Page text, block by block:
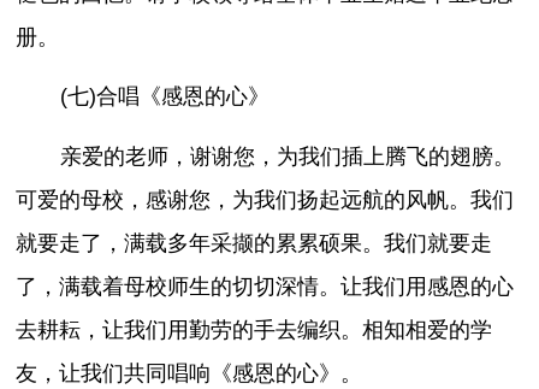
册。
(七)合唱《感恩的心》
亲爱的老师，谢谢您，为我们插上腾飞的翅膀。
可爱的母校，感谢您，为我们扬起远航的风帆。我们
就要走了，满载多年采撷的累累硕果。我们就要走
了，满载着母校师生的切切深情。让我们用感恩的心
去耕耘，让我们用勤劳的手去编织。相知相爱的学
友，让我们共同唱响《感恩的心》。